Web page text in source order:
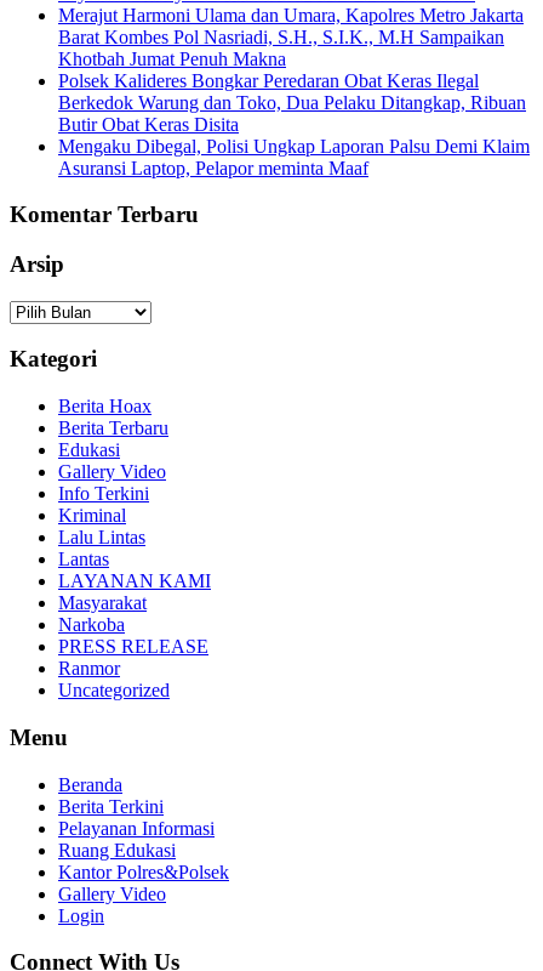
Merajut Harmoni Ulama dan Umara, Kapolres Metro Jakarta
Barat Kombes Pol Nasriadi, S.H., S.I.K., M.H Sampaikan
Khotbah Jumat Penuh Makna
Polsek Kalideres Bongkar Peredaran Obat Keras Ilegal
Berkedok Warung dan Toko, Dua Pelaku Ditangkap, Ribuan
Butir Obat Keras Disita
Mengaku Dibegal, Polisi Ungkap Laporan Palsu Demi Klaim
Asuransi Laptop, Pelapor meminta Maaf
Komentar Terbaru
Arsip
Arsip
Kategori
Berita Hoax
Berita Terbaru
Edukasi
Gallery Video
Info Terkini
Kriminal
Lalu Lintas
Lantas
LAYANAN KAMI
Masyarakat
Narkoba
PRESS RELEASE
Ranmor
Uncategorized
Menu
Beranda
Berita Terkini
Pelayanan Informasi
Ruang Edukasi
Kantor Polres&Polsek
Gallery Video
Login
Connect With Us